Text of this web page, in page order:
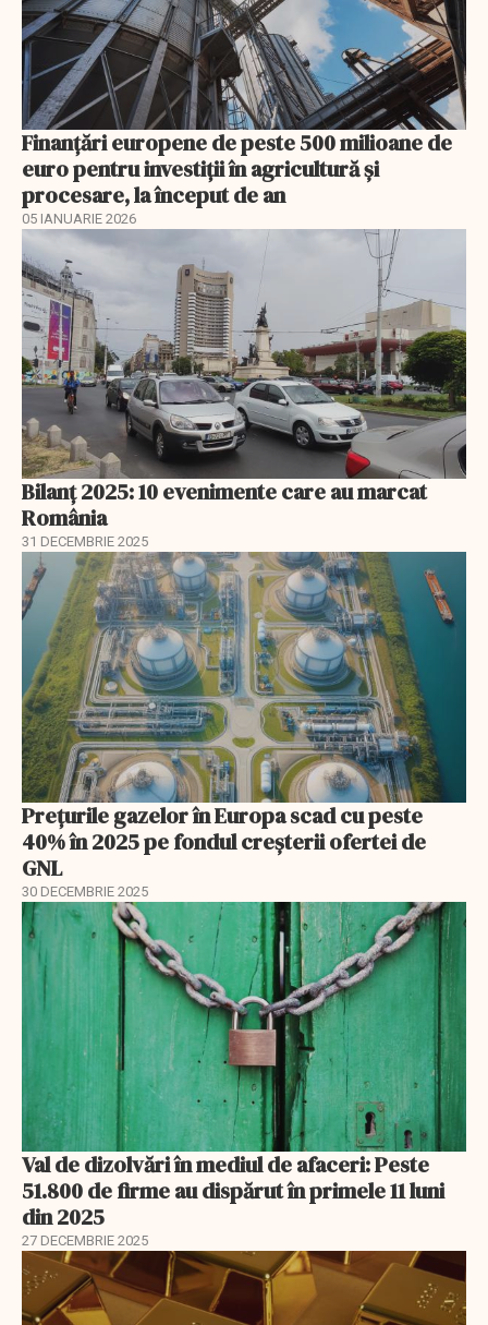
Finanţări europene de peste 500 milioane de
euro pentru investiţii în agricultură şi
procesare, la început de an
05 IANUARIE 2026
Bilanț 2025: 10 evenimente care au marcat
România
31 DECEMBRIE 2025
Prețurile gazelor în Europa scad cu peste
40% în 2025 pe fondul creșterii ofertei de
GNL
30 DECEMBRIE 2025
Val de dizolvări în mediul de afaceri: Peste
51.800 de firme au dispărut în primele 11 luni
din 2025
27 DECEMBRIE 2025